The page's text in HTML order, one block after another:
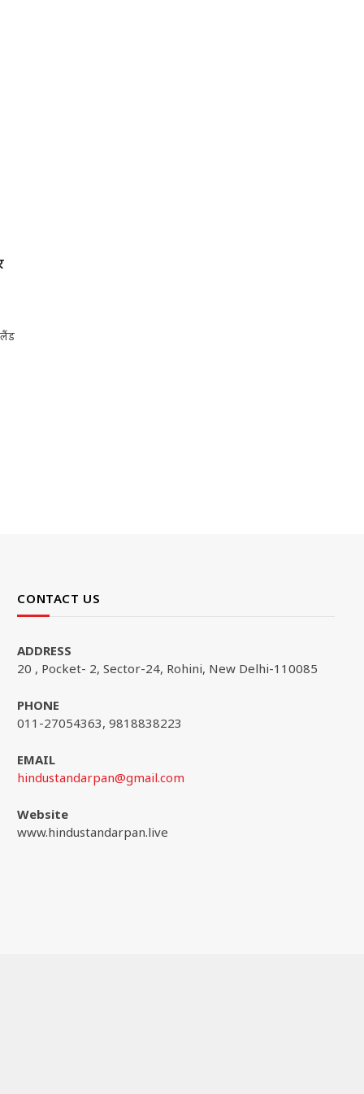
CONTACT US
ADDRESS
20 , Pocket- 2, Sector-24, Rohini, New Delhi-110085
PHONE
011-27054363, 9818838223
EMAIL
hindustandarpan@gmail.com
Website
www.hindustandarpan.live